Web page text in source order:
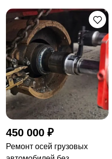
450 000 ₽
Ремонт осей грузовых